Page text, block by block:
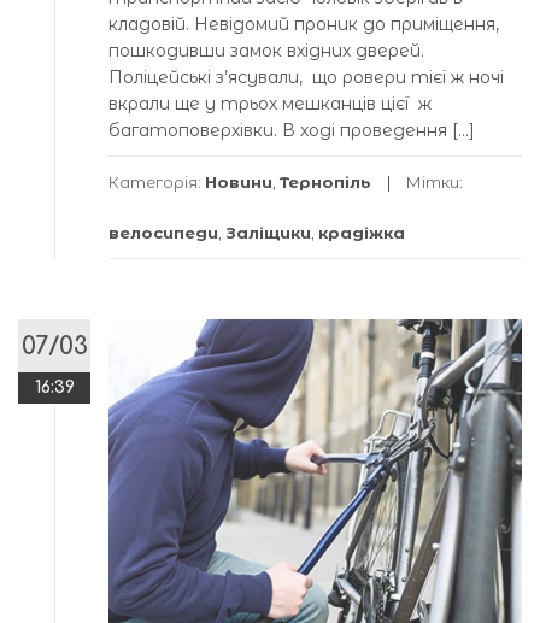
кладовій. Невідомий проник до приміщення,
пошкодивши замок вхідних дверей.
Поліцейські з’ясували, що ровери тієї ж ночі
вкрали ще у трьох мешканців цієї ж
багатоповерхівки. В ході проведення […]
Категорія: Новини Тернопіль Мітки:
велосипеди Заліщики крадіжка
07/03
16:39